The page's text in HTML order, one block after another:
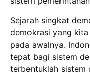
Sejarah singkat
demokrasi yang
pada awalnya.
tepat bagi sistem
terbentuklah sistem